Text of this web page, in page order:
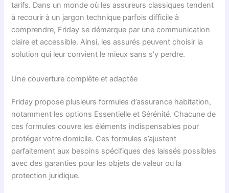
tarifs. Dans un monde où les assureurs classiques tendent
à recourir à un jargon technique parfois difficile à
comprendre, Friday se démarque par une communication
claire et accessible. Ainsi, les assurés peuvent choisir la
solution qui leur convient le mieux sans s’y perdre.
Une couverture complète et adaptée
Friday propose plusieurs formules d’assurance habitation,
notamment les options Essentielle et Sérénité. Chacune de
ces formules couvre les éléments indispensables pour
protéger votre domicile. Ces formules s’ajustent
parfaitement aux besoins spécifiques des laissés possibles
avec des garanties pour les objets de valeur ou la
protection juridique.